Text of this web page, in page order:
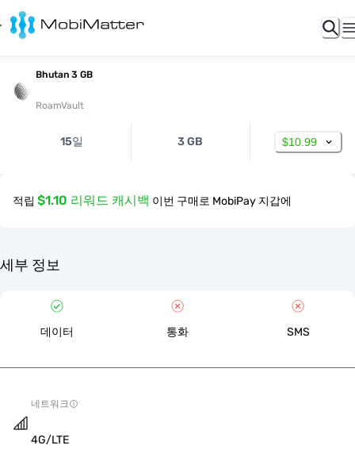
Bhutan 3 GB
RoamVault
15일 3 GB $10.99
적립 $1.10 리워드 캐시백 이번 구매로 MobiPay 지갑에
세부 정보
데이터 통화 SMS
네트워크
4G/LTE